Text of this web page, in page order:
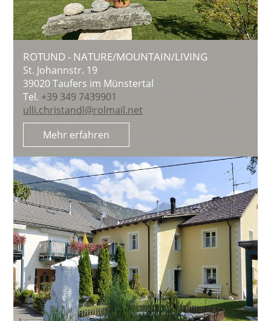
ROTUND - NATURE/MOUNTAIN/LIVING
St. Johannstr. 19
39020Taufers im Münstertal
Tel. +39 349 7439901
ulli.christandl@rolmail.net
Mehr erfahren